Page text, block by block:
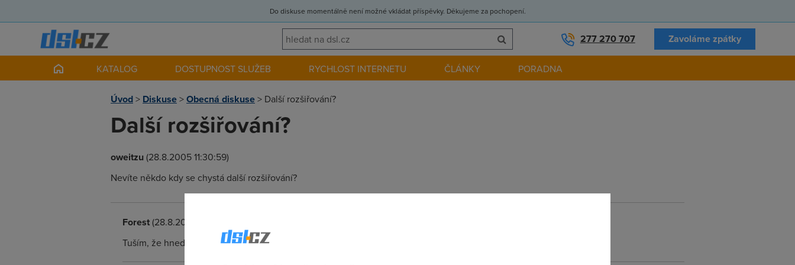
Do diskuse momentálně není možné vkládat příspěvky. Děkujeme za pochopení.
277 270 707 Zavoláme zpátky
KATALOG DOSTUPNOST SLUŽEB RYCHLOST INTERNETU ČLÁNKY PORADNA
Úvod> Diskuse>Obecná diskuse> Další rozšiřování?
Další rozšiřování?
oweitzu(28.8.2005 11:30:59)
Nevíte někdo kdy se chystá další rozšiřování?
Forest(28.8.2005 11:40:00)
Tuším, že hned v říjnu, ale jistě to nevím :)))